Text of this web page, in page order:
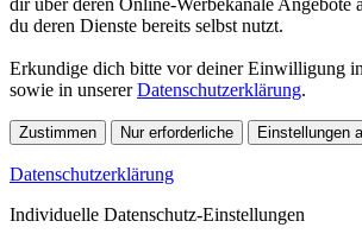
dir über deren Online-Werbekanäle Angebote
du deren Dienste bereits selbst nutzt.
Erkundige dich bitte vor deiner Einwilligung
sowie in unsererDatenschutzerklärung.
Zustimmen Nur erforderliche Einstellungen
Datenschutzerklärung
Individuelle Datenschutz-Einstellungen